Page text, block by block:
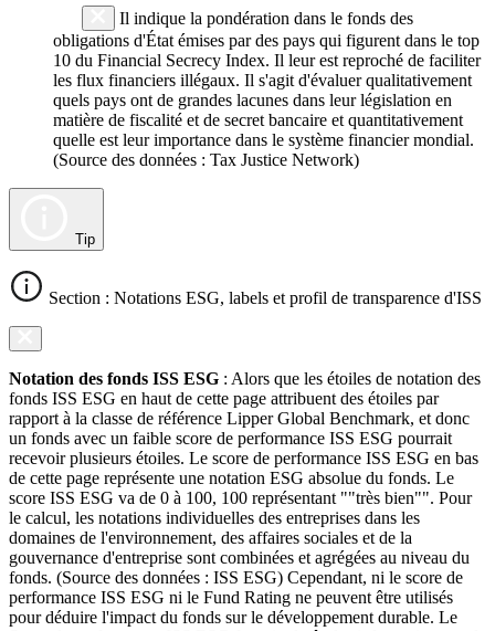
Il indique la pondération dans le fonds des
obligations d'État émises par des pays qui figurent dans le top
10 du Financial Secrecy Index. Il leur est reproché de faciliter
les flux financiers illégaux. Il s'agit d'évaluer qualitativement
quels pays ont de grandes lacunes dans leur législation en
matière de fiscalité et de secret bancaire et quantitativement
quelle est leur importance dans le système financier mondial.
(Source des données : Tax Justice Network)
Tip
Section : Notations ESG, labels et profil de transparence d'ISS
Notation des fonds ISS ESG : Alors que les étoiles de notation des
fonds ISS ESG en haut de cette page attribuent des étoiles par
rapport à la classe de référence Lipper Global Benchmark, et donc
un fonds avec un faible score de performance ISS ESG pourrait
recevoir plusieurs étoiles. Le score de performance ISS ESG en bas
de cette page représente une notation ESG absolue du fonds. Le
score ISS ESG va de 0 à 100, 100 représentant ""très bien"". Pour
le calcul, les notations individuelles des entreprises dans les
domaines de l'environnement, des affaires sociales et de la
gouvernance d'entreprise sont combinées et agrégées au niveau du
fonds. (Source des données : ISS ESG) Cependant, ni le score de
performance ISS ESG ni le Fund Rating ne peuvent être utilisés
pour déduire l'impact du fonds sur le développement durable. Le